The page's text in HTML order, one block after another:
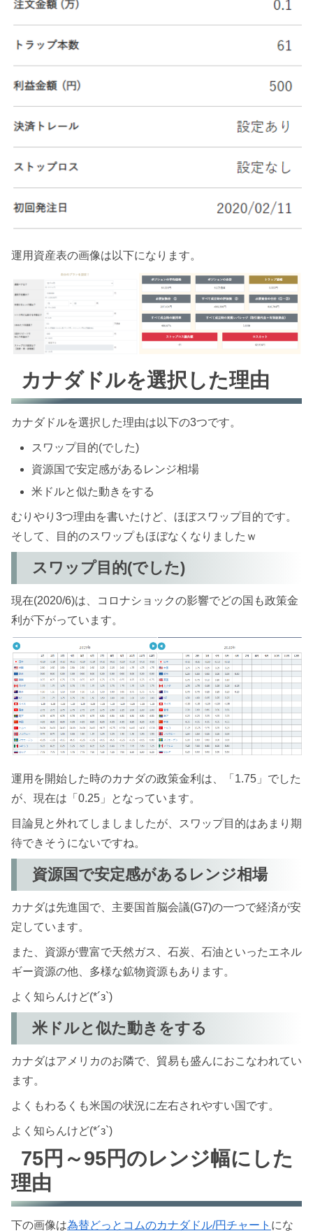
運用資産表の画像は以下になります。
カナダドルを選択した理由
カナダドルを選択した理由は以下の3つです。
スワップ目的(でした)
資源国で安定感があるレンジ相場
米ドルと似た動きをする
むりやり3つ理由を書いたけど、ほぼスワップ目的です。
そして、目的のスワップもほぼなくなりましたｗ
スワップ目的(でした)
現在(2020/6)は、コロナショックの影響でどの国も政策金
利が下がっています。
運用を開始した時のカナダの政策金利は、「1.75」でした
が、現在は「0.25」となっています。
目論見と外れてしましましたが、スワップ目的はあまり期
待できそうにないですね。
資源国で安定感があるレンジ相場
カナダは先進国で、主要国首脳会議(G7)の一つで経済が安
定しています。
また、資源が豊富で天然ガス、石炭、石油といったエネル
ギー資源の他、多様な鉱物資源もあります。
よく知らんけど(*´з`)
米ドルと似た動きをする
カナダはアメリカのお隣で、貿易も盛んにおこなわれてい
ます。
よくもわるくも米国の状況に左右されやすい国です。
よく知らんけど(*´з`)
75円～95円のレンジ幅にした
理由
下の画像は為替どっとコムのカナダドル/円チャート にな